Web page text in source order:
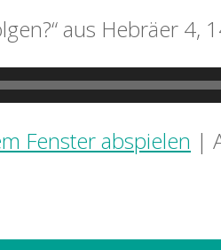
aus Hebräer 4,
Fenster abspielen |